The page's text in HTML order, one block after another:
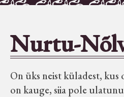
Seltsid-ühingud
Aiandus
Nurtu-
On üks neist küladest, kus
on kauge, siia pole